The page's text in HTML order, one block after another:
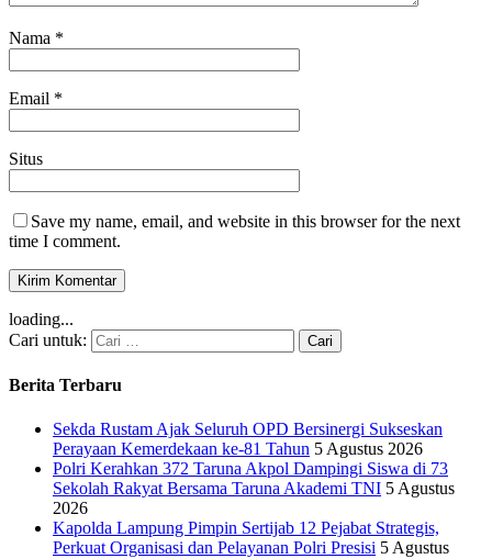
Nama *
Email *
Situs
Save my name, email, and website in this browser for the next
time I comment.
loading...
Cari untuk:
Berita Terbaru
Sekda Rustam Ajak Seluruh OPD Bersinergi Sukseskan
Perayaan Kemerdekaan ke-81 Tahun 5 Agustus 2026
Polri Kerahkan 372 Taruna Akpol Dampingi Siswa di 73
Sekolah Rakyat Bersama Taruna Akademi TNI 5 Agustus
2026
Kapolda Lampung Pimpin Sertijab 12 Pejabat Strategis,
Perkuat Organisasi dan Pelayanan Polri Presisi 5 Agustus